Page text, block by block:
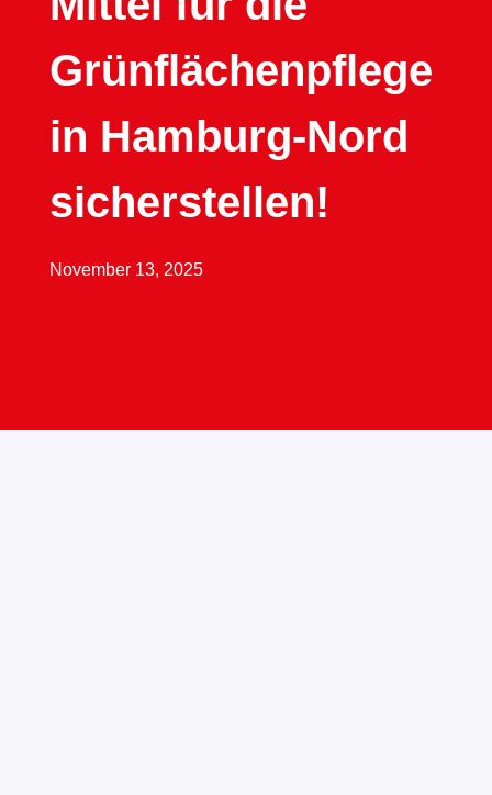
Grünflächenpflege
in Hamburg-Nord
sicherstellen!
November 13, 2025